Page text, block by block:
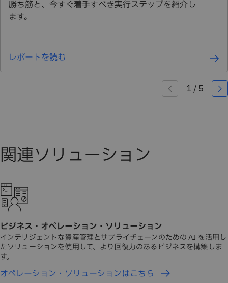
勝ち筋と、今すぐ着手すべき実行ステップを紹介し
ます。
レポートを読む
ビジネス・オペレーション・ソリューション
インテリジェントな資産管理とサプライチェーンのための AI を活用し
たソリューションを使用して、より回復力のあるビジネスを構築しま
す。
オペレーション・ソリューションはこちら